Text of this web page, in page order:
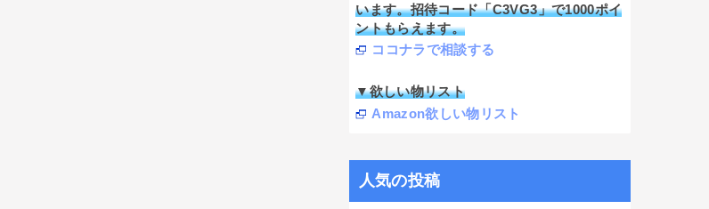
います。招待コード「C3VG3」で1000ポイ
ントもらえます。
ココナラで相談する
▼欲しい物リスト
Amazon欲しい物リスト
人気の投稿